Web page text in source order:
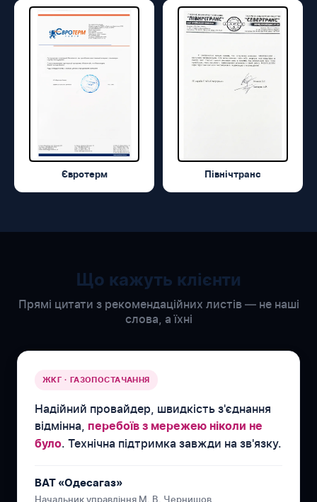
Євротерм Північтранс
Що кажуть клієнти
Прямі цитати з рекомендаційних листів — не наші
слова, а їхні
ЖКГ · ГАЗОПОСТАЧАННЯ
Надійний провайдер, швидкість з'єднання
відмінна, перебоїв з мережею ніколи не
було. Технічна підтримка завжди на зв'язку.
ВАТ «Одесагаз»
Начальник управління М. В. Чернишов